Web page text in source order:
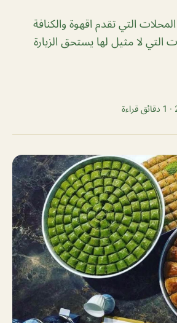
التي تقدم اقهوة والكنافة
لا مثيل لها يستحق الزيارة